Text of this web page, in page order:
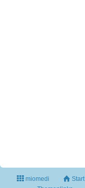
miomedi Start